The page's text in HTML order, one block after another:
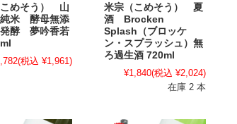
めそう） 山
純米 酵母無添
発酵 夢吟香若
(税込 ¥1,961)
米宗（こめそう） 夏
酒 Brocken
Splash（ブロッケ
ン・スプラッシュ）無
ろ過生酒 720ml
¥1,840(税込 ¥2,024)
在庫 2 本